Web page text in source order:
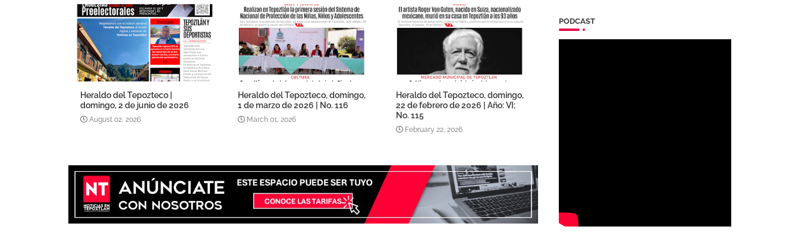
Heraldo del Tepozteco |
domingo, 2 de junio de 2026
August 02, 2026
Heraldo del Tepozteco, domingo,
1 de marzo de 2026 | No. 116
March 01, 2026
Heraldo del Tepozteco, domingo,
22 de febrero de 2026 | Año: VI;
No. 115
February 22, 2026
PODCAST